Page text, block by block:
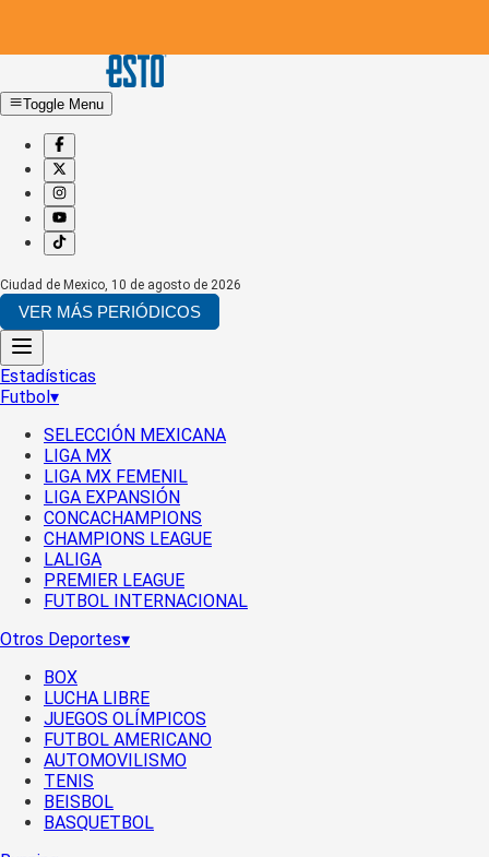
Toggle Menu
Ciudad de Mexico, 10 de agosto de 2026
VER MÁS PERIÓDICOS
Estadísticas
Futbol▾
SELECCIÓN MEXICANA
LIGA MX
LIGA MX FEMENIL
LIGA EXPANSIÓN
CONCACHAMPIONS
CHAMPIONS LEAGUE
LALIGA
PREMIER LEAGUE
FUTBOL INTERNACIONAL
Otros Deportes▾
BOX
LUCHA LIBRE
JUEGOS OLÍMPICOS
FUTBOL AMERICANO
AUTOMOVILISMO
TENIS
BEISBOL
BASQUETBOL